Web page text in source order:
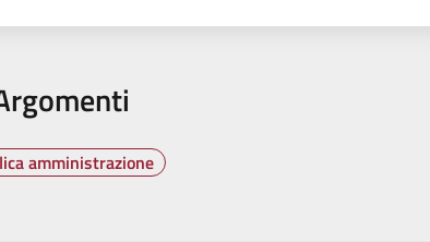
amministrazione